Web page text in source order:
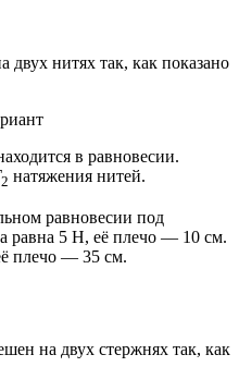
двух нитях так, как показано
в равновесии.
2 натяжения нитей.
равновесии под
равна 5 Н, её плечо — 10 см.
плечо — 35 см.
на двух стержнях так, как